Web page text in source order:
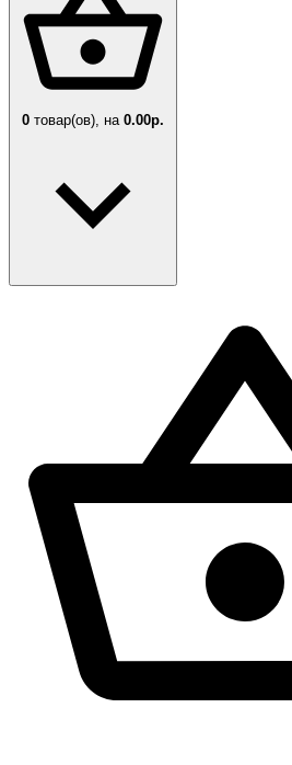
0 товар(ов), на 0.00р.